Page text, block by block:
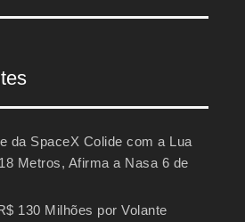
da SpaceX Colide com a Lua
Metros, Afirma a Nasa 6 de
130 Milhões por Volante